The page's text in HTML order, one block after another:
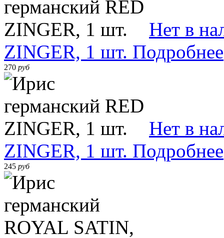
Нет в
ZINGER, 1 шт. Подробнее
270 руб
Нет в
ZINGER, 1 шт. Подробнее
245 руб